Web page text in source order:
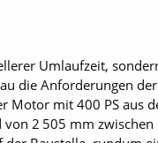
Umlaufzeit,
die Anforderungen
Motor mit 400 PS aus
2 505 mm